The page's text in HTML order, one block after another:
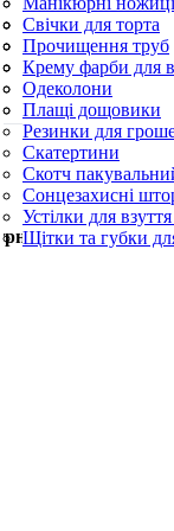
Форми для випічки
Пилки для п’ят
Пилочки для нігтів
Свічки для торта
Свічки конусні та
Церковні свічки
Прочищення труб
Серветки для
Синька
Скребки для посуду
Крему фарби для
Одеколони
Плащі дощовики
Резинки для
Скатертини
Скотч
Сонцезахисні
Устілки для
Щітки та губки
грн